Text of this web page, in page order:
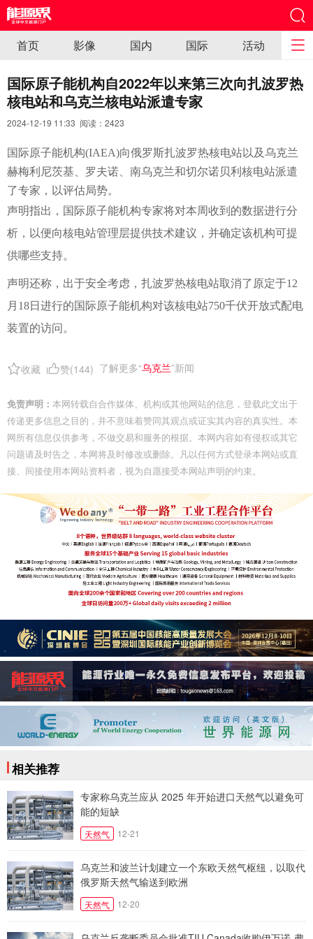
首页 影像 国内 国际 活动
国际原子能机构自2022年以来第三次向扎波罗热
核电站和乌克兰核电站派遣专家
2024-12-19 11:33 阅读： 2423
国际原子能机构(IAEA)向俄罗斯扎波罗热核电站以及乌克兰
赫梅利尼茨基、罗夫诺、南乌克兰和切尔诺贝利核电站派遣
了专家，以评估局势。
声明指出，国际原子能机构专家将对本周收到的数据进行分
析，以便向核电站管理层提供技术建议，并确定该机构可提
供哪些支持。
声明还称，出于安全考虑，扎波罗热核电站取消了原定于12
月18日进行的国际原子能机构对该核电站750千伏开放式配电
装置的访问。
收藏 赞(144) 了解更多“乌克兰”新闻
免责声明： 本网转载自合作媒体、机构或其他网站的信息，登载此文出于
传递更多信息之目的，并不意味着赞同其观点或证实其内容的真实性。本
网所有信息仅供参考，不做交易和服务的根据。本网内容如有侵权或其它
问题请及时告之，本网将及时修改或删除。凡以任何方式登录本网站或直
接、间接使用本网站资料者，视为自愿接受本网站声明的约束。
相关推荐
专家称乌克兰应从 2025 年开始进口天然气以避免可
能的短缺
天然气 12-21
乌克兰和波兰计划建立一个东欧天然气枢纽，以取代
俄罗斯天然气输送到欧洲
天然气 12-20